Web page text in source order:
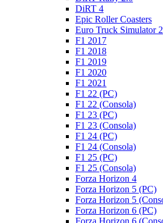
DiRT 4
Epic Roller Coasters
Euro Truck Simulator 2
F1 2017
F1 2018
F1 2019
F1 2020
F1 2021
F1 22 (PC)
F1 22 (Consola)
F1 23 (PC)
F1 23 (Consola)
F1 24 (PC)
F1 24 (Consola)
F1 25 (PC)
F1 25 (Consola)
Forza Horizon 4
Forza Horizon 5 (PC)
Forza Horizon 5
Forza Horizon 6 (PC)
Forza Horizon 6